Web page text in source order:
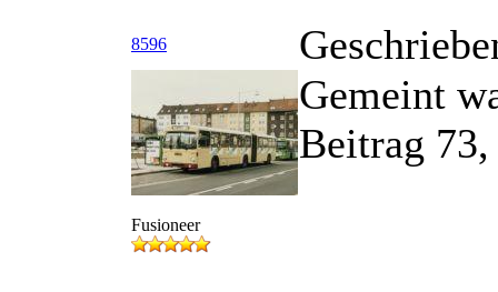
8596
Fusioneer
Gemeint
Beitrag